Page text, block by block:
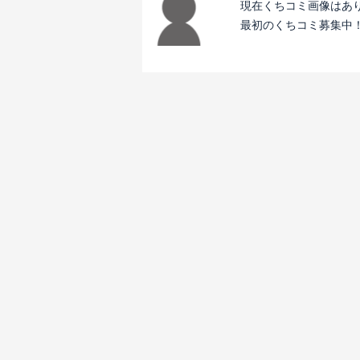
現在くちコミ画像はあ
最初のくちコミ募集中！